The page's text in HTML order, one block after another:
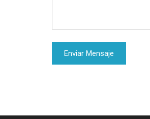
Enviar Mensaje